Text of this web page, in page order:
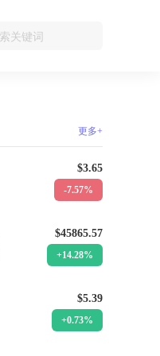
更多+
$3.65
-7.57%
$45865.57
+14.28%
$5.39
+0.73%